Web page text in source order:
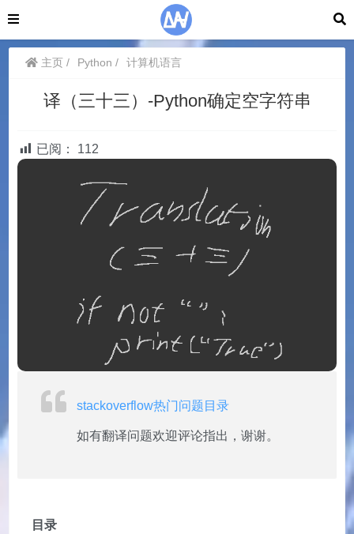
主页 Python 计算机语言
译（三十三）-Python确定空字符串
已阅： 112
stackoverflow热门问题目录
如有翻译问题欢迎评论指出，谢谢。
目录